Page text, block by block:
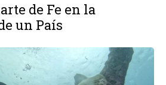
de Fe en la
un País